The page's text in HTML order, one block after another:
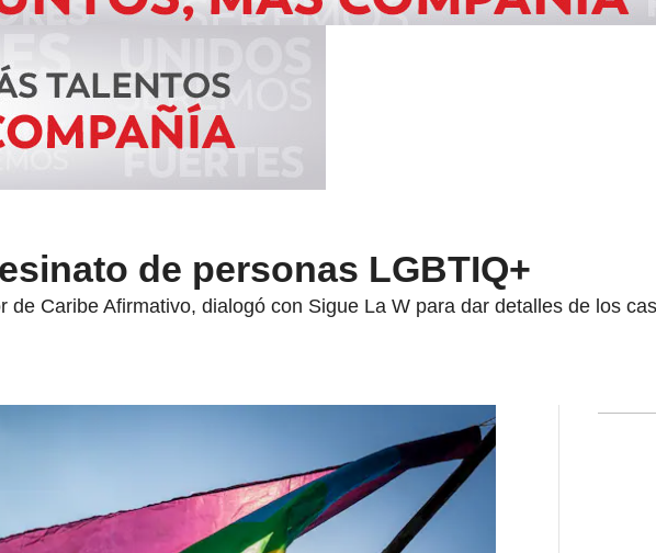
de personas LGBTIQ+
de Caribe Afirmativo, dialogó con Sigue La W para dar detalles de los